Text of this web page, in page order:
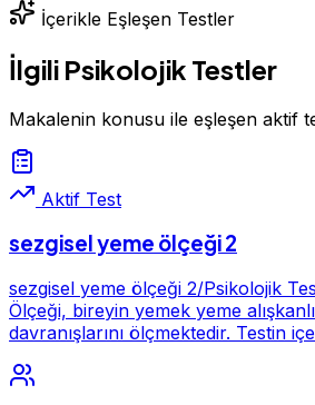
İçerikle Eşleşen Testler
İlgili Psikolojik Testler
Makalenin konusu ile eşleşen aktif
Aktif Test
sezgisel yeme ölçeği 2
sezgisel yeme ölçeği 2/Psikolojik Testler Sezgisel
Ölçeği, bireyin yemek yeme
davranışlarını ölçmektedir. Testin